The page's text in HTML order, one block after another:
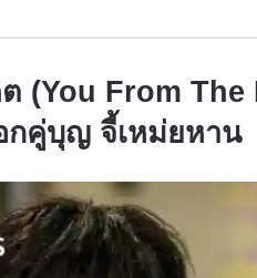
(You From
กคู่บุญ จี้เหม่ยหาน